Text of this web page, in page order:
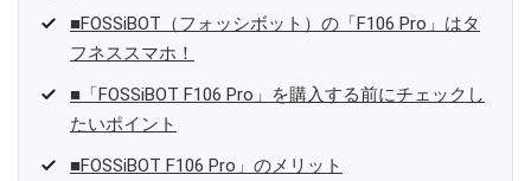
■FOSSiBOT（フォッシボット）の「F106 Pro」はタ
フネススマホ！
■「FOSSiBOT F106 Pro」を購入する前にチェックし
たいポイント
■FOSSiBOT F106 Pro」のメリット